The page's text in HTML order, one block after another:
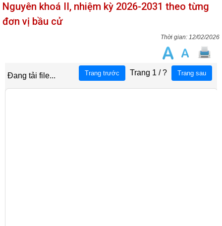
Nguyên khoá II, nhiệm kỳ 2026-2031 theo từng
đơn vị bầu cử
12/02/2026